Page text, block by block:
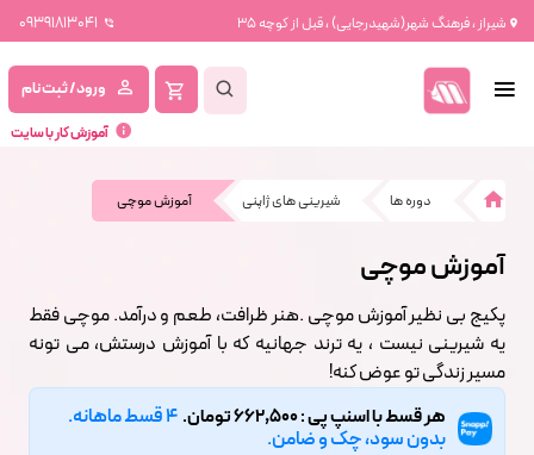
شیراز ، فرهنگ شهر(شهیدرجایی) ، قبل از کوچه 35 09391813041
ورود / ثبت نام
آموزش کار با سایت
دوره ها شیرینی های ژاپنی آموزش موچی
آموزش موچی
پکیج بی نظیر آموزش موچی .هنر ظرافت، طعم و درآمد. موچی فقط
یه شیرینی نیست ، یه ترند جهانیه که با آموزش درستش، می تونه
مسیر زندگی تو عوض کنه!
هر قسط با اسنپ پی : 662,500 تومان. 4 قسط ماهانه.
بدون سود، چک و ضامن.